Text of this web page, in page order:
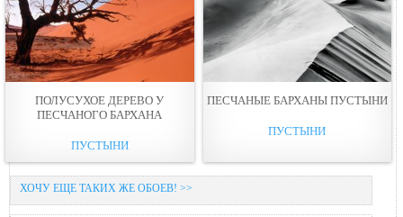
ПОЛУСУХОЕ ДЕРЕВО У
ПЕСЧАНОГО БАРХАНА
ПУСТЫНИ
ПЕСЧАНЫЕ БАРХАНЫ ПУСТЫНИ
ПУСТЫНИ
ХОЧУ ЕЩЕ ТАКИХ ЖЕ ОБОЕВ! >>